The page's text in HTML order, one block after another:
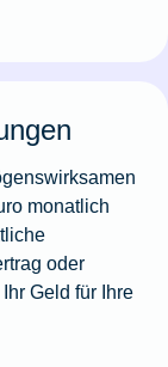
monatlich
oder
Geld für Ihre